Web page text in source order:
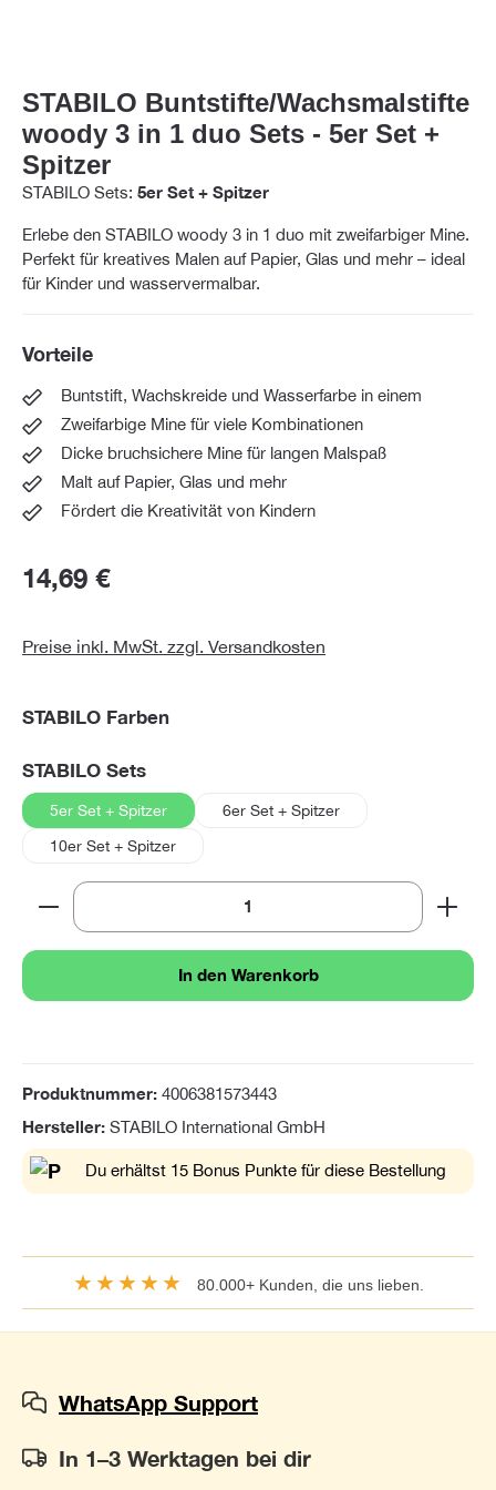
STABILO Buntstifte/Wachsmalstifte
woody 3 in 1 duo Sets - 5er Set +
Spitzer
STABILO Sets: 5er Set + Spitzer
Erlebe den STABILO woody 3 in 1 duo mit zweifarbiger Mine.
Perfekt für kreatives Malen auf Papier, Glas und mehr – ideal
für Kinder und wasservermalbar.
Vorteile
Buntstift, Wachskreide und Wasserfarbe in einem
Zweifarbige Mine für viele Kombinationen
Dicke bruchsichere Mine für langen Malspaß
Malt auf Papier, Glas und mehr
Fördert die Kreativität von Kindern
14,69 €
Preise inkl. MwSt. zzgl. Versandkosten
STABILO Farbenauswählen
STABILO Setsauswählen
5er Set + Spitzer
6er Set + Spitzer
10er Set + Spitzer
Produkt Anzahl: Gib den gewünschten Wert ein
In den Warenkorb
Produktnummer: 4006381573443
Hersteller: STABILO International GmbH
Du erhältst 15 Bonus Punkte für diese Bestellung
★★★★★ 80.000+ Kunden, die uns lieben.
WhatsApp Support
In 1–3 Werktagen bei dir